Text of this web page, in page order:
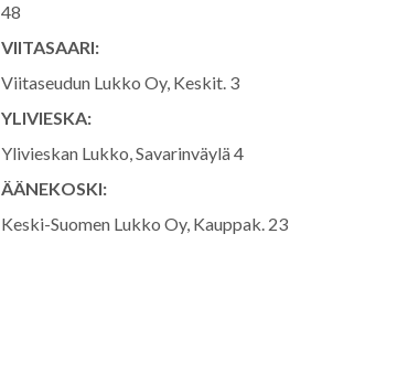
48
VIITASAARI:
Viitaseudun Lukko Oy, Keskit. 3
YLIVIESKA:
Ylivieskan Lukko, Savarinväylä 4
ÄÄNEKOSKI:
Keski-Suomen Lukko Oy, Kauppak. 23